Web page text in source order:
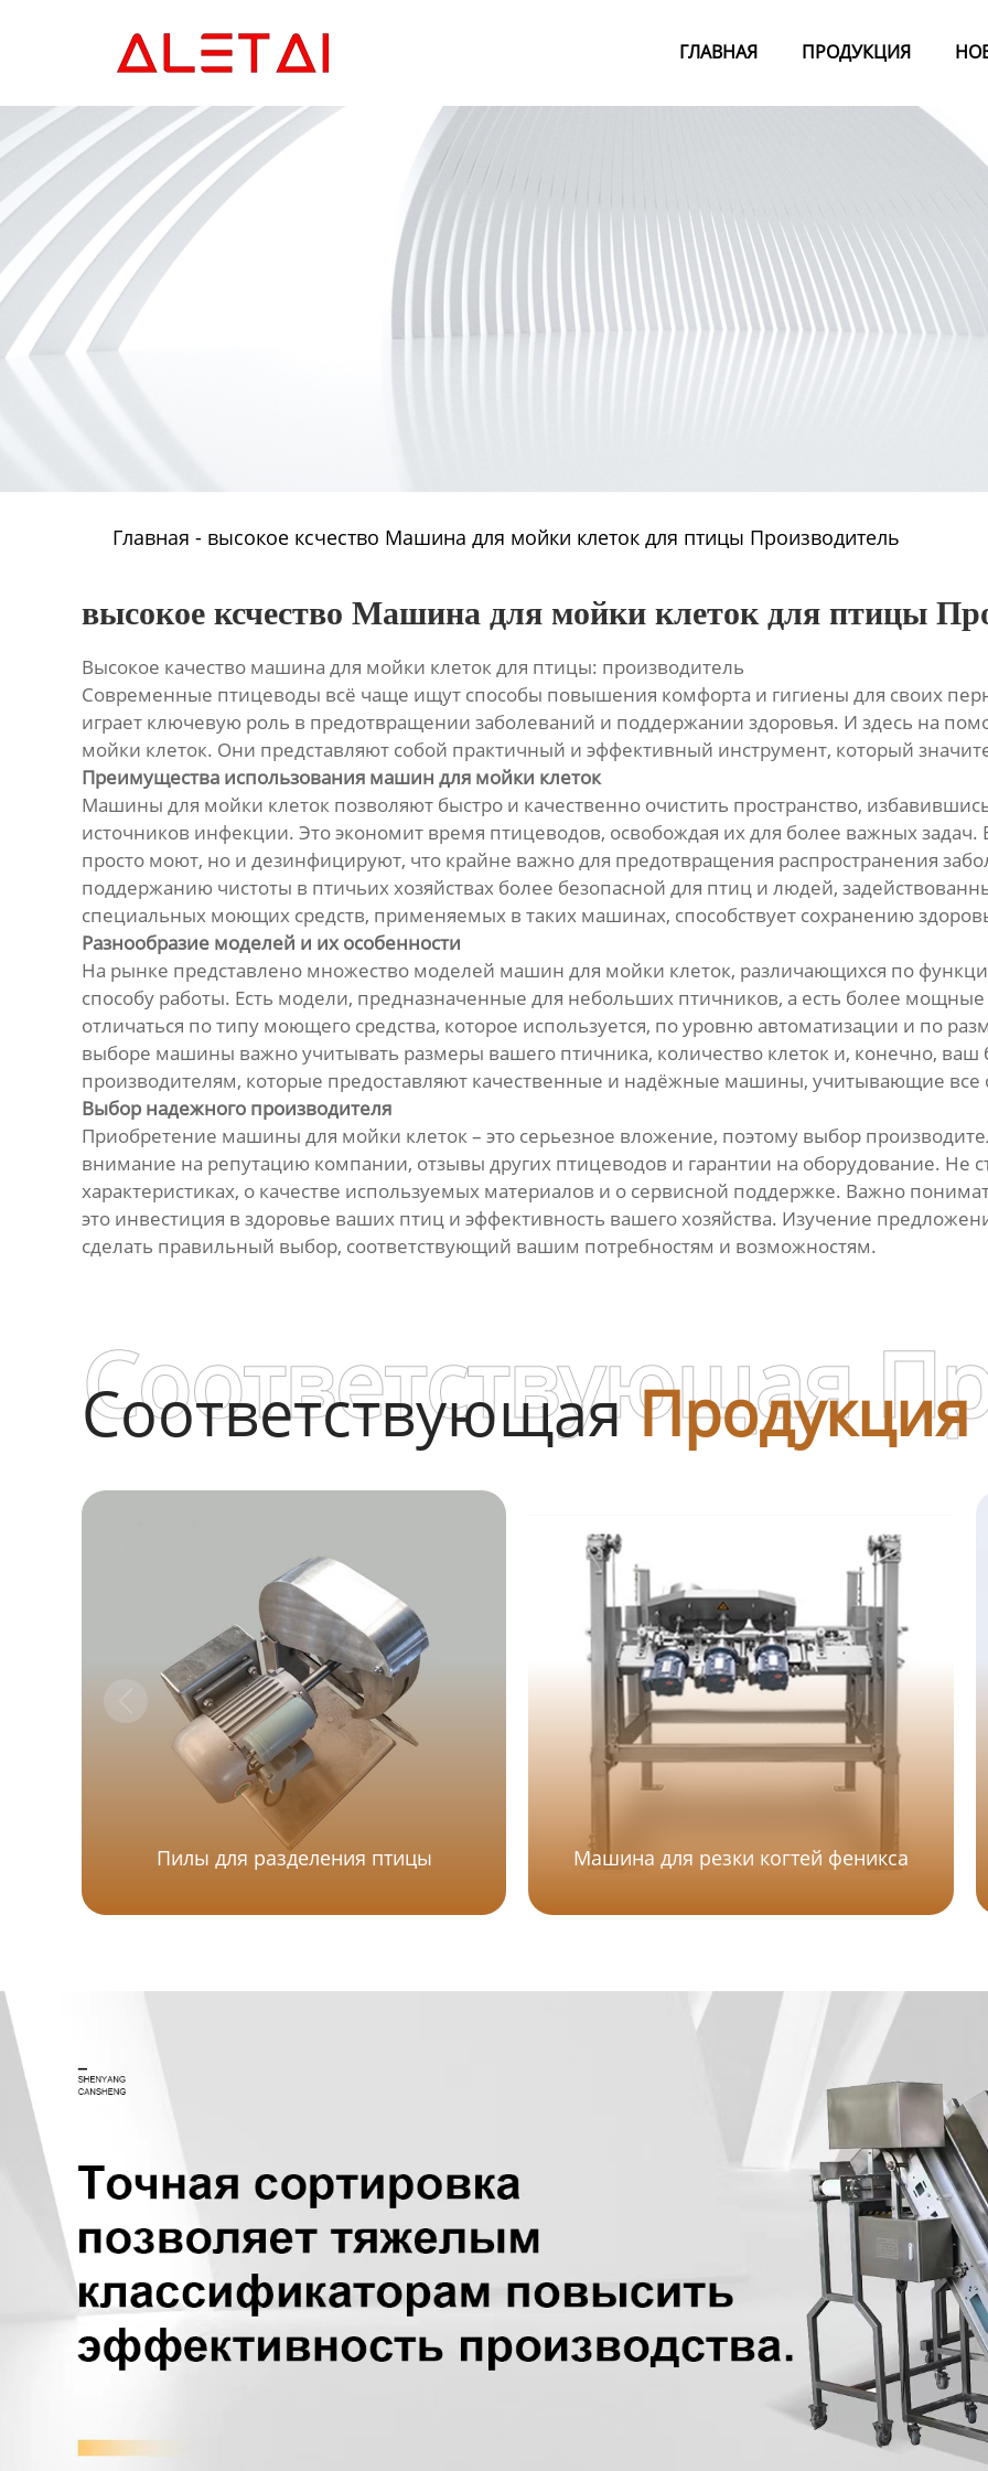
ГЛАВНАЯ ПРОДУКЦИЯ
Новости
О Hас
Контакты
Главная - высокое ксчество Машина для мойки клеток для птицы Производитель
высокое ксчество Машина для мойки клеток для птицы
Высокое качество машина для мойки клеток для птицы: производитель
Современные птицеводы всё чаще ищут способы повышения комфорта и гигиены для своих
играет ключевую роль в предотвращении заболеваний и поддержании здоровья. И здесь на
мойки клеток. Они представляют собой практичный и эффективный инструмент, который
Преимущества использования машин для мойки клеток
Машины для мойки клеток позволяют быстро и качественно очистить пространство,
источников инфекции. Это экономит время птицеводов, освобождая их для более важных задач.
просто моют, но и дезинфицируют, что крайне важно для предотвращения распространения
поддержанию чистоты в птичьих хозяйствах более безопасной для птиц и людей,
специальных моющих средств, применяемых в таких машинах, способствует сохранению
Разнообразие моделей и их особенности
На рынке представлено множество моделей машин для мойки клеток, различающихся по
способу работы. Есть модели, предназначенные для небольших птичников, а есть более
отличаться по типу моющего средства, которое используется, по уровню автоматизации и по
выборе машины важно учитывать размеры вашего птичника, количество клеток и, конечно, ваш
производителям, которые предоставляют качественные и надёжные машины, учитывающие все
Выбор надежного производителя
Приобретение машины для мойки клеток – это серьезное вложение, поэтому выбор
внимание на репутацию компании, отзывы других птицеводов и гарантии на оборудование. Не
характеристиках, о качестве используемых материалов и о сервисной поддержке. Важно
это инвестиция в здоровье ваших птиц и эффективность вашего хозяйства. Изучение
сделать правильный выбор, соответствующий вашим потребностям и возможностям.
СоответствующаяПродукция
Соответствующая
Пилы для разделения птицы Машина для резки когтей феникса